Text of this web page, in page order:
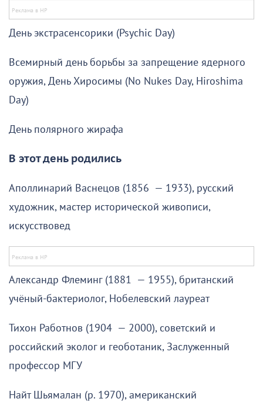
День экстрасенсорики (Psychic Day)
Всемирный день борьбы за запрещение ядерного
оружия, День Хиросимы (No Nukes Day, Hiroshima
Day)
День полярного жирафа
В этот день родились
Аполлинарий Васнецов (1856 — 1933), русский
художник, мастер исторической живописи,
искусствовед
Александр Флеминг (1881 — 1955), британский
учёный-бактериолог, Нобелевский лауреат
Тихон Работнов (1904 — 2000), советский и
российский эколог и геоботаник, Заслуженный
профессор МГУ
Найт Шьямалан (р. 1970), американский